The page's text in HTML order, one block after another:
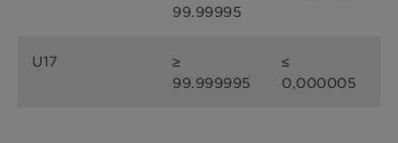
99.99995
U17
≥
99.999995
≤
0,000005